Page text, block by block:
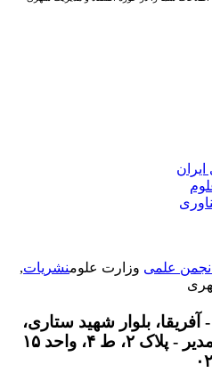
علمیوزارت علومنشریات,
بلوار شهید ستاری،
۴، واحد ۱۵